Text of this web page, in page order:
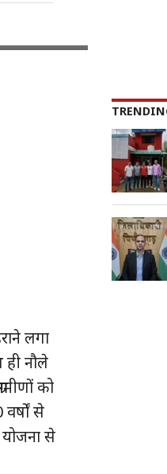
लगा
नौले
को
से
योजना से